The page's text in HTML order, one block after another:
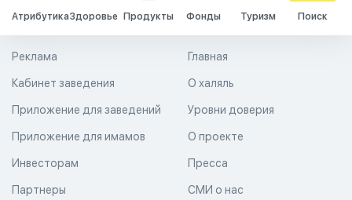
АтрибутикаЗдоровье Продукты Фонды Туризм Поиск
Главная
О халяль
Уровни доверия
Реклама
Кабинет заведения
Приложение для заведений
Приложение для имамов О проекте
Пресса
СМИ о нас
Инвесторам
Партнеры